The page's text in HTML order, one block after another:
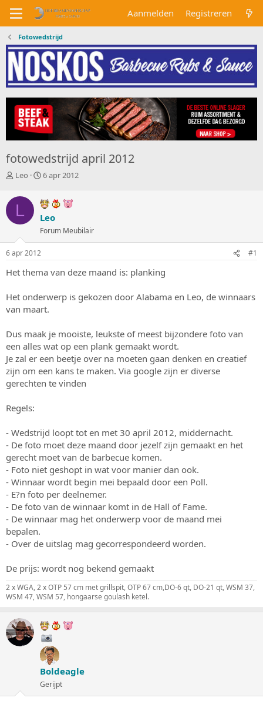
Aanmelden Registreren
Fotowedstrijd
fotowedstrijd april 2012
O
d
e
r
w
e
p
s
r
t
r
Leo
S
r
t
d
u
m
6 apr 2012
L Leo
Forum Meubilair
6 apr 2012 #1
Het thema van deze maand is: planking
Het onderwerp is gekozen door Alabama en Leo, de winnaars
van maart.
Dus maak je mooiste, leukste of meest bijzondere foto van
een alles wat op een plank gemaakt wordt.
Je zal er een beetje over na moeten gaan denken en creatief
zijn om een kans te maken. Via google zijn er diverse
gerechten te vinden
Regels:
- Wedstrijd loopt tot en met 30 april 2012, middernacht.
- De foto moet deze maand door jezelf zijn gemaakt en het
gerecht moet van de barbecue komen.
- Foto niet geshopt in wat voor manier dan ook.
- Winnaar wordt begin mei bepaald door een Poll.
- E?n foto per deelnemer.
- De foto van de winnaar komt in de Hall of Fame.
- De winnaar mag het onderwerp voor de maand mei
bepalen.
- Over de uitslag mag gecorrespondeerd worden.
De prijs: wordt nog bekend gemaakt
2 x WGA, 2 x OTP 57 cm met grillspit, OTP 67 cm,DO-6 qt, DO-21 qt, WSM 37,
WSM 47, WSM 57, hongaarse goulash ketel.
Boldeagle
Gerijpt